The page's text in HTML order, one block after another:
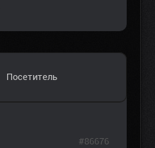
Посетитель
#86676